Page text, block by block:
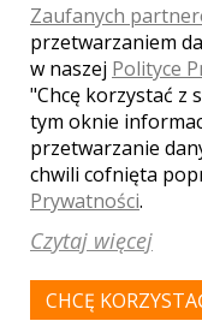
Restauracja
Kalisz
Bursztynowy Dwór
organizowanym tu
wyjątkowa, niż
rocznice, komunie a
parking
kuchnia
Zaufanych
przetwarzaniem
w naszej Polityce
"Chcę korzystać z
tym oknie
przetwarzanie
chwili cofnięta
Prywatności.
Czytaj więcej
CHCĘ